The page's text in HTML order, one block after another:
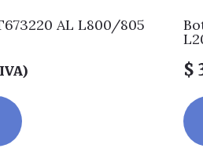
AL L800/805
$